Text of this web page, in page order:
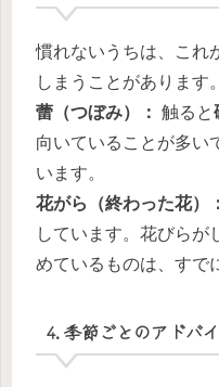
慣れないうちは、これ
しまうことがあります。
蕾（つぼみ）： 触ると
向いていることが多い
います。
花がら（終わった花）：
しています。花びらが
めているものは、すで
4. 季節ごとのアドバ